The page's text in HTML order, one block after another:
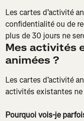
Les cartes d’activité
confidentialité ou de
plus de 30 jours ne
Mes activités
animées ?
Les cartes d’activité
activités existantes
Pourquoi vois-je